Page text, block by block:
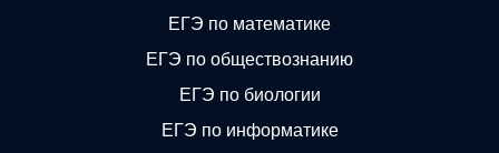
ЕГЭ по математике
ЕГЭ по обществознанию
ЕГЭ по биологии
ЕГЭ по информатике